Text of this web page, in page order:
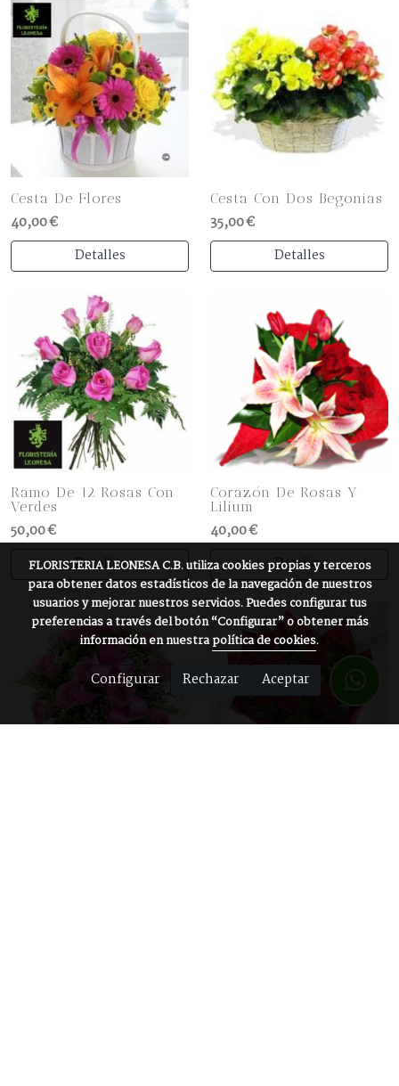
Cesta De Flores
40,00 €
Detalles
Cesta Con Dos Begonias
35,00 €
Detalles
Ramo De 12 Rosas Con
Verdes
50,00 €
Detalles
Corazón De Rosas Y
Lilium
40,00 €
Detalles
FLORISTERIA LEONESA C.B.utiliza cookies propias y terceros
para obtener datos estadísticos de la navegación de nuestros
usuarios y mejorar nuestros servicios. Puedes configurar tus
preferencias a través del botón “Configurar” o obtener más
información en nuestrapolítica de cookies.
Configurar Rechazar Aceptar